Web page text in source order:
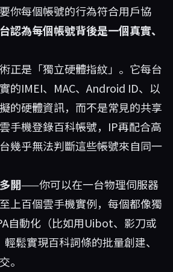
你每個帳號的行為符合用戶協
認為每個帳號背後是一個真實、
正是「獨立硬體指紋」。它每台
的IMEI、MAC、Android ID、以
的硬體資訊，而不是常見的共享
手機登錄百科帳號，IP再配合高
幾乎無法判斷這些帳號來自同一
開——你可以在一台物理伺服器
上百個雲手機實例，每個都像獨
自動化（比如用Uibot、影刀或
鬆實現百科詞條的批量創建、
。